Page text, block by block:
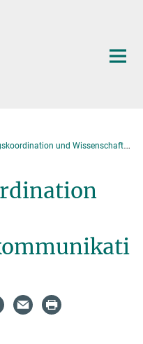
und Wissenschaftskommunikation